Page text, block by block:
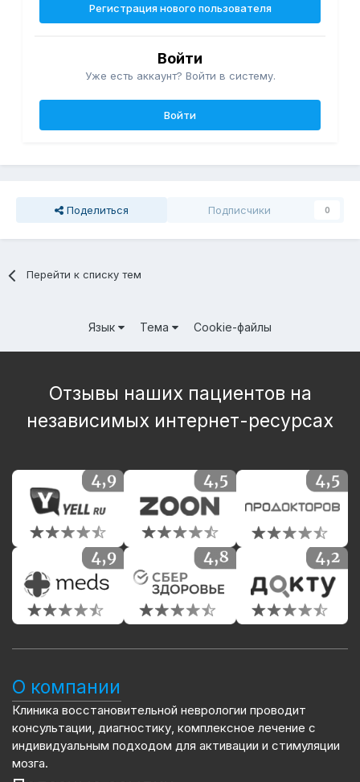
Регистрация нового пользователя
Войти
Уже есть аккаунт? Войти в систему.
Войти
Поделиться Подписчики 0
Перейти к списку тем
Язык Тема Cookie-файлы
Отзывы наших пациентов на
независимых интернет-ресурсах
О компании
Клиника восстановительной неврологии проводит
консультации, диагностику, комплексное лечение с
индивидуальным подходом для активации и стимуляции
мозга.